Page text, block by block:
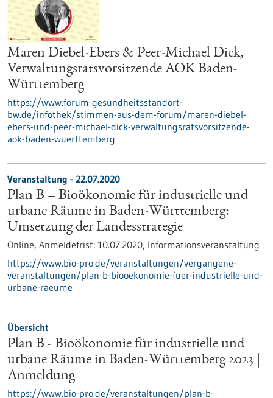
Maren Diebel-Ebers & Peer-Michael Dick,
Verwaltungsratsvorsitzende AOK Baden-
Württemberg
https://www.forum-gesundheitsstandort-
bw.de/infothek/stimmen-aus-dem-forum/maren-diebel-
ebers-und-peer-michael-dick-verwaltungsratsvorsitzende-
aok-baden-wuerttemberg
Veranstaltung - 22.07.2020
Plan B – Bioökonomie für industrielle und
urbane Räume in Baden-Württemberg:
Umsetzung der Landesstrategie
Online, Anmeldefrist: 10.07.2020, Informationsveranstaltung
https://www.bio-pro.de/veranstaltungen/vergangene-
veranstaltungen/plan-b-biooekonomie-fuer-industrielle-und-
urbane-raeume
Übersicht
Plan B - Bioökonomie für industrielle und
urbane Räume in Baden-Württemberg 2023 |
Anmeldung
https://www.bio-pro.de/veranstaltungen/plan-b-